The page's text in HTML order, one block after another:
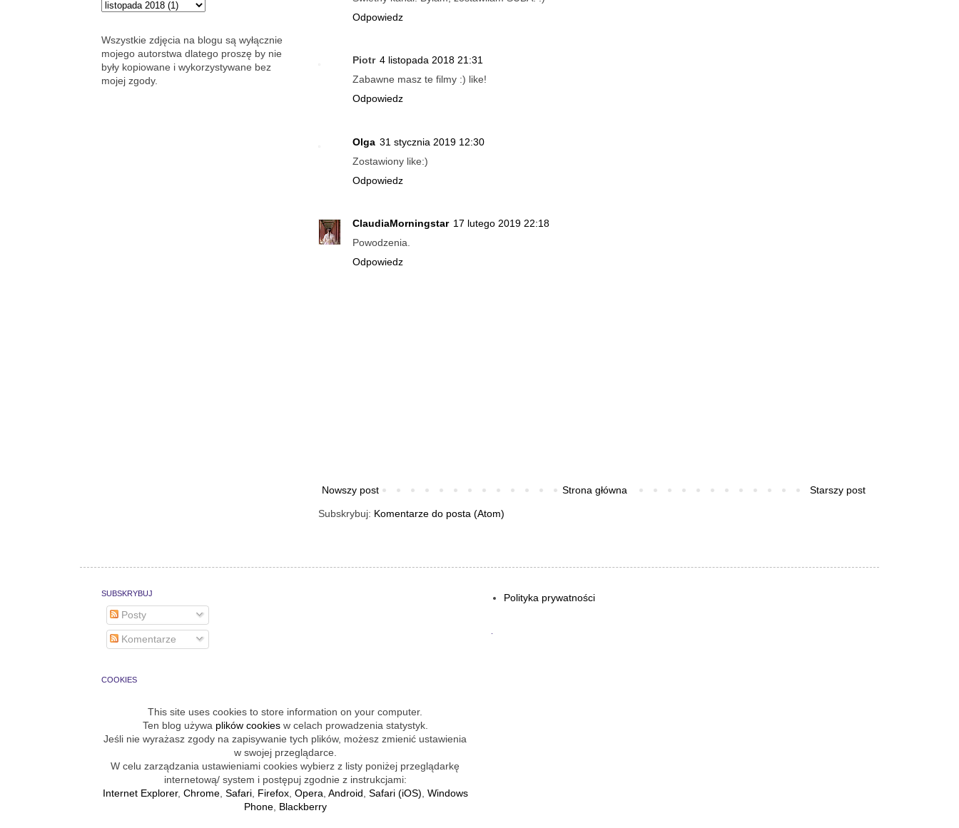
Odpowiedz
Piotr 4 listopada 2018 21:31
Zabawne masz te filmy :) like!
Odpowiedz
Olga 31 stycznia 2019 12:30
Zostawiony like:)
Odpowiedz
ClaudiaMorningstar 17 lutego 2019 22:18
Powodzenia.
Odpowiedz
Nowszy post Starszy post
Strona główna
Subskrybuj: Komentarze do posta (Atom)
Wszystkie zdjęcia na blogu są wyłącznie
mojego autorstwa dlatego proszę by nie
były kopiowane i wykorzystywane bez
mojej zgody.
SUBSKRYBUJ
Posty
Komentarze
COOKIES
This site uses cookies to store information on your computer.
Ten blog używa plików cookiesw celach prowadzenia statystyk.
Jeśli nie wyrażasz zgody na zapisywanie tych plików, możesz zmienić ustawienia
w swojej przeglądarce.
W celu zarządzania ustawieniami cookies wybierz z listy poniżej przeglądarkę
internetową/ system i postępuj zgodnie z instrukcjami:
Internet Explorer, Chrome, Safari, Firefox, Opera, Android, Safari (iOS), Windows
Phone, Blackberry
Polityka prywatności
.